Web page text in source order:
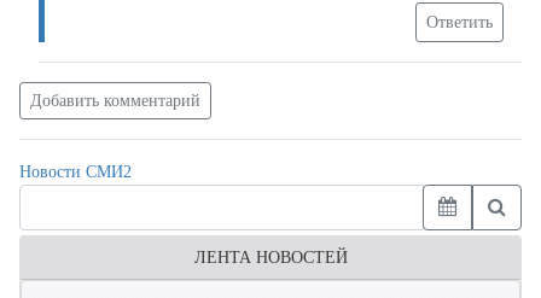
Ответить
Добавить комментарий
Новости СМИ2
ЛЕНТА НОВОСТЕЙ